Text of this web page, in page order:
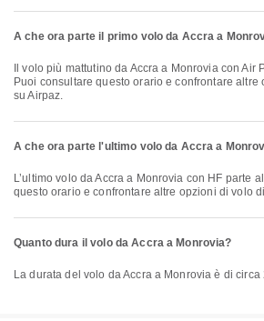
A che ora parte il primo volo da Accra a
Puoi consultare questo orario e confrontare
su Airpaz.
A che ora parte l'ultimo volo da Accra a
L’ultimo volo da Accra a Monrovia con HF parte alle 17:30. Puoi consultare
questo orario e confrontare altre opzioni di volo
Quanto dura il volo da Accra a Monrovia?
La durata del volo da Accra a Monrovia è di circa